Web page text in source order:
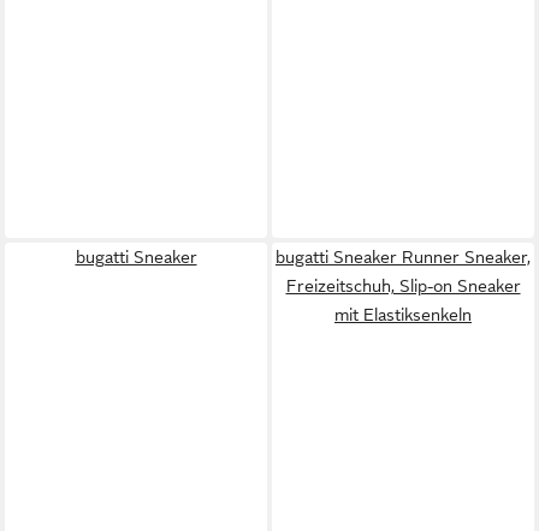
bugatti Sneaker
bugatti Sneaker Runner Sneaker,
Freizeitschuh, Slip-on Sneaker
mit Elastiksenkeln